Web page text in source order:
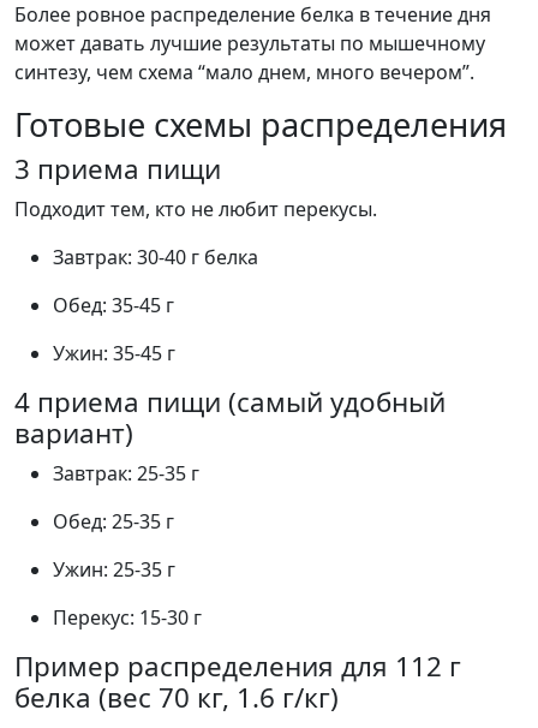
Более ровное распределение белка в течение дня
может давать лучшие результаты по мышечному
синтезу, чем схема “мало днем, много вечером”.
Готовые схемы распределения
3 приема пищи
Подходит тем, кто не любит перекусы.
Завтрак: 30-40 г белка
Обед: 35-45 г
Ужин: 35-45 г
4 приема пищи (самый удобный
вариант)
Завтрак: 25-35 г
Обед: 25-35 г
Ужин: 25-35 г
Перекус: 15-30 г
Пример распределения для 112 г
белка (вес 70 кг, 1.6 г/кг)